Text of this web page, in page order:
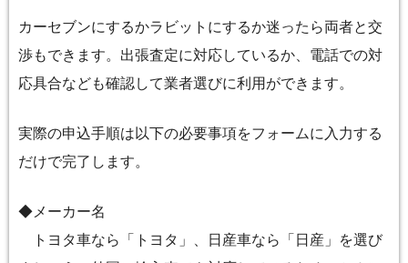
カーセブンにするかラビットにするか迷ったら両者と交
渉もできます。出張査定に対応しているか、電話での対
応具合なども確認して業者選びに利用ができます。
実際の申込手順は以下の必要事項をフォームに入力する
だけで完了します。
◆メーカー名
トヨタ車なら「トヨタ」、日産車なら「日産」を選び